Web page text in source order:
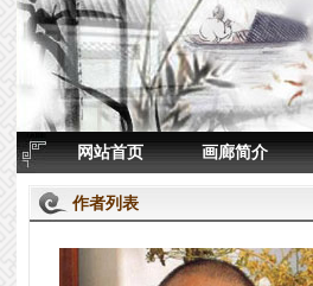
网站首页 画廊简介
作者列表